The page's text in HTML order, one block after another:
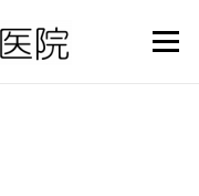
メニュー